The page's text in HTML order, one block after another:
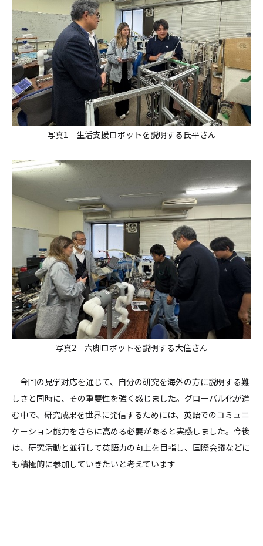
写真1 生活支援ロボットを説明する氏平さん
写真2 六脚ロボットを説明する大住さん
今回の見学対応を通じて、自分の研究を海外の方に説明する難
しさと同時に、その重要性を強く感じました。グローバル化が進
む中で、研究成果を世界に発信するためには、英語でのコミュニ
ケーション能力をさらに高める必要があると実感しました。今後
は、研究活動と並行して英語力の向上を目指し、国際会議などに
も積極的に参加していきたいと考えています